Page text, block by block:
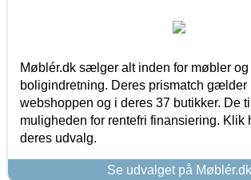
Møblér.dk sælger alt inden for møbler og
boligindretning. Deres prismatch gælder
webshoppen og i deres 37 butikker. De
muligheden for rentefri finansiering. Klik
deres udvalg.
Se udvalget på Møblér.dk